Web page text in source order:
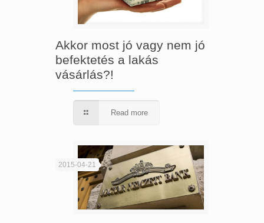
Akkor most jó vagy nem jó
befektetés a lakás
vásárlás?!
Read more
2015-04-21